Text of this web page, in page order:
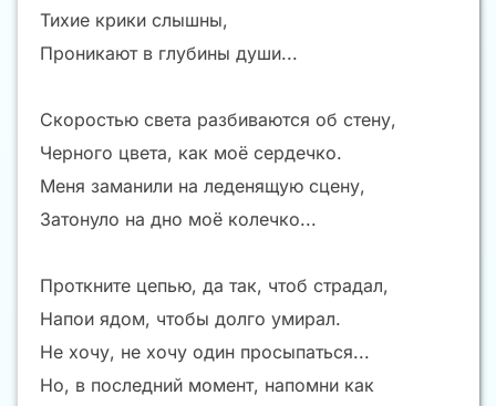
Тихие крики слышны,
Проникают в глубины души...
Скоростью света разбиваются об стену,
Черного цвета, как моё сердечко.
Меня заманили на леденящую сцену,
Затонуло на дно моё колечко...
Проткните цепью, да так, чтоб страдал,
Напои ядом, чтобы долго умирал.
Не хочу, не хочу один просыпаться...
Но, в последний момент, напомни как